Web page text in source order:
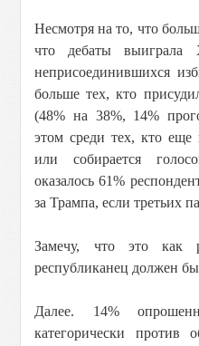
Несмотря на то, что
что дебаты выиграла
неприсоединившихся
больше тех, кто
(48% на 38%, 14%
этом среди тех, кто
или собирается
оказалось 61%
за Трампа, если третьих
Замечу, что это как
республиканец должен
Далее. 14%
категорически против